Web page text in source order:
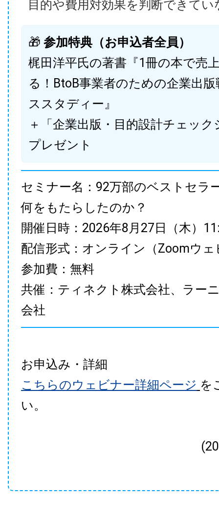
目的や費用対効果を判断できてい
🎁 参加特典（お申込者全員）
梶田洋平氏の著書『1冊の本で売
る！BtoB事業者のための企業出
ススタディー』
＋「企業出版・目的設計チェック
プレゼント
セミナー名：92万部のベストセラ
何をもたらしたのか？
開催日時：2026年8月27日（木）
配信形式：オンライン（Zoomウェ
参加費：無料
共催：ティネクト株式会社、ラー
会社
お申込み・詳細
こちらのウェビナー詳細ページ を
い。